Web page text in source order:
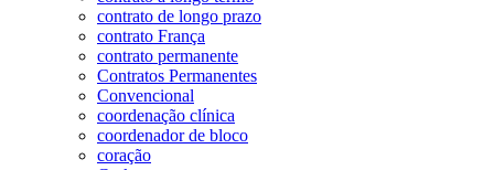
contrato de longo prazo
contrato França
contrato permanente
Contratos Permanentes
Convencional
coordenação clínica
coordenador de bloco
coração